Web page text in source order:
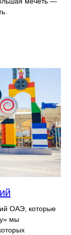
ОАЭ, которые
мы